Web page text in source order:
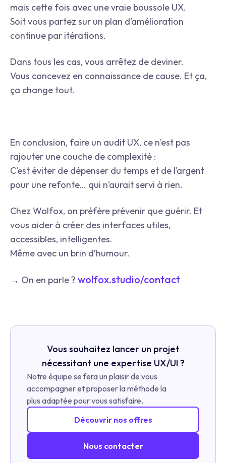
mais cette fois avec une vraie boussole UX.
Soit vous partez sur un plan d’amélioration
continue par itérations.
Dans tous les cas, vous arrêtez de deviner.
Vous concevez en connaissance de cause. Et ça,
ça change tout.
En conclusion, faire un audit UX, ce n’est pas
rajouter une couche de complexité :
C’est éviter de dépenser du temps et de l’argent
pour une refonte… qui n’aurait servi à rien.
Chez Wolfox, on préfère prévenir que guérir. Et
vous aider à créer des interfaces utiles,
accessibles, intelligentes.
Même avec un brin d’humour.
→ On en parle ? wolfox.studio/contact
Vous souhaitez lancer un projet
nécessitant une expertise UX/UI ?
Notre équipe se fera un plaisir de vous
accompagner et proposer la méthode la
plus adaptée pour vous satisfaire.
Découvrir nos offres
Nous contacter